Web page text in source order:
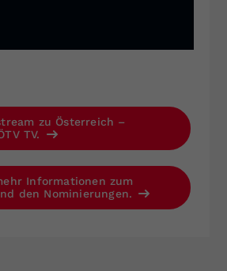
zu Österreich –
TV.
Informationen zum
den Nominierungen.